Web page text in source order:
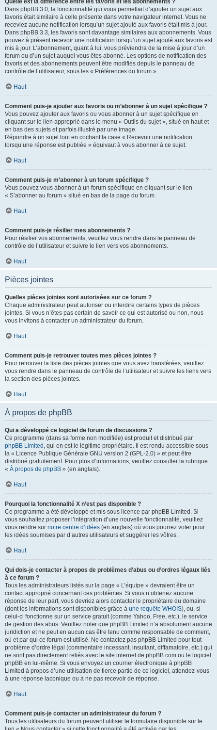
Quelle est la différence entre les favoris et les abonnements ?
Dans phpBB 3.0, la fonctionnalité qui vous permettait d’ajouter un sujet aux
favoris était similaire à celle présente dans votre navigateur internet. Vous ne
receviez aucune notification lorsqu’un sujet ajouté aux favoris était mis à jour.
Dans phpBB 3.3, les favoris sont davantage similaires aux abonnements. Vous
pouvez à présent recevoir une notification lorsqu’un sujet ajouté aux favoris est
mis à jour. L’abonnement, quant à lui, vous préviendra de la mise à jour d’un
forum ou d’un sujet auquel vous êtes abonné. Les options de notification des
favoris et des abonnements peuvent être modifiés depuis le panneau de
contrôle de l’utilisateur, sous les « Préférences du forum ».
Haut
Comment puis-je ajouter aux favoris ou m’abonner à un sujet spécifique ?
Vous pouvez ajouter aux favoris ou vous abonner à un sujet spécifique en
cliquant sur le lien approprié dans le menu « Outils du sujet », situé en haut et
en bas des sujets et parfois illustré par une image.
Répondre à un sujet tout en cochant la case « Recevoir une notification
lorsqu’une réponse est publiée » équivaut à vous abonner à ce sujet.
Haut
Comment puis-je m’abonner à un forum spécifique ?
Vous pouvez vous abonner à un forum spécifique en cliquant sur le lien
« S’abonner au forum » situé en bas de la page du forum.
Haut
Comment puis-je résilier mes abonnements ?
Pour résilier vos abonnements, veuillez vous rendre dans le panneau de
contrôle de l’utilisateur et suivre le lien vers vos abonnements.
Haut
Pièces jointes
Quelles pièces jointes sont autorisées sur ce forum ?
Chaque administrateur peut autoriser ou interdire certains types de pièces
jointes. Si vous n’êtes pas certain de savoir ce qui est autorisé ou non, nous
vous invitons à contacter un administrateur du forum.
Haut
Comment puis-je retrouver toutes mes pièces jointes ?
Pour retrouver la liste des pièces jointes que vous avez transférées, veuillez
vous rendre dans le panneau de contrôle de l’utilisateur et suivre les liens vers
la section des pièces jointes.
Haut
À propos de phpBB
Qui a développé ce logiciel de forum de discussions ?
Ce programme (dans sa forme non modifiée) est produit et distribué par
phpBB Limited , qui en est le légitime propriétaire. Il est rendu accessible sous
la « Licence Publique Générale GNU version 2 (GPL-2.0) » et peut être
distribué gratuitement. Pour plus d’informations, veuillez consulter la rubrique
« À propos de phpBB » (en anglais).
Haut
Pourquoi la fonctionnalité X n’est pas disponible ?
Ce programme a été développé et mis sous licence par phpBB Limited. Si
vous souhaitez proposer l’intégration d’une nouvelle fonctionnalité, veuillez
vous rendre sur notre centre d’idées (en anglais) où vous pourrez voter pour
les idées soumises par d’autres utilisateurs et suggérer les vôtres.
Haut
Qui dois-je contacter à propos de problèmes d’abus ou d’ordres légaux liés
à ce forum ?
Tous les administrateurs listés sur la page « L’équipe » devraient être un
contact approprié concernant ces problèmes. Si vous n’obtenez aucune
réponse de leur part, vous devriez alors contacter le propriétaire du domaine
(dont les informations sont disponibles grâce à une requête WHOIS), ou, si
celui-ci fonctionne sur un service gratuit (comme Yahoo, Free, etc.), le service
de gestion des abus. Veuillez noter que phpBB Limited n’a absolument aucune
juridiction et ne peut en aucun cas être tenu comme responsable de comment,
où et par qui ce forum est utilisé. Ne contactez pas phpBB Limited pour tout
problème d’ordre légal (commentaire incessant, insultant, diffamatoire, etc.) qui
ne sont pas directement reliés avec le site internet de phpBB.com ou le logiciel
phpBB en lui-même. Si vous envoyez un courrier électronique à phpBB
Limited à propos d’une utilisation de tierce partie de ce logiciel, attendez-vous
à une réponse laconique ou à ne pas recevoir de réponse.
Haut
Comment puis-je contacter un administrateur du forum ?
Tous les utilisateurs du forum peuvent utiliser le formulaire disponible sur le